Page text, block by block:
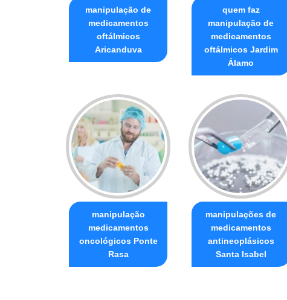
manipulação de
medicamentos
oftálmicos
Aricanduva
quem faz
manipulação de
medicamentos
oftálmicos Jardim
Álamo
manipulação
medicamentos
oncológicos Ponte
Rasa
manipulações de
medicamentos
antineoplásicos
Santa Isabel